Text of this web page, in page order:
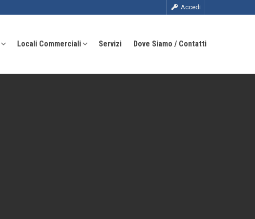
Accedi
Locali Commerciali Servizi Dove Siamo / Contatti